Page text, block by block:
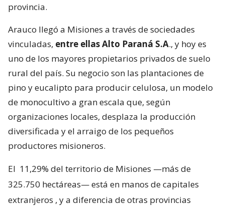
provincia.
Arauco llegó a Misiones a través de sociedades
vinculadas, entre ellas Alto Paraná S.A., y hoy es
uno de los mayores propietarios privados de suelo
rural del país. Su negocio son las plantaciones de
pino y eucalipto para producir celulosa, un modelo
de monocultivo a gran escala que, según
organizaciones locales, desplaza la producción
diversificada y el arraigo de los pequeños
productores misioneros.
El 11,29% del territorio de Misiones —más de
325.750 hectáreas— está en manos de capitales
extranjeros , y a diferencia de otras provincias